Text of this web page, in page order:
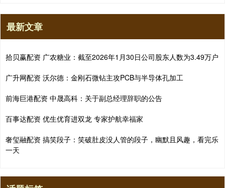
最新文章
拾贝赢配资 广农糖业：截至2026年1月30日公司股东人数为3.49万户
广升网配资 沃尔德：金刚石微钻主攻PCB与半导体孔加工
前海巨港配资 中晟高科：关于副总经理辞职的公告
百事达配资 优生优育进双龙 专家护航幸福家
奢玺融配资 搞笑段子：笑破肚皮没人管的段子，幽默且风趣，看完乐
一天